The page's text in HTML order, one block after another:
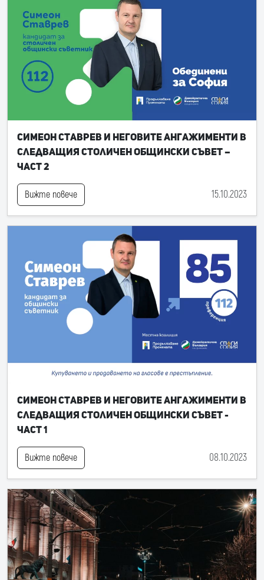
Симеон Ставрев и неговите ангажименти в
следващия Столичен общински съвет –
част 2
Вижте повече 15.10.2023
Симеон Ставрев и неговите ангажименти в
следващия Столичен общински съвет -
част 1
Вижте повече 08.10.2023